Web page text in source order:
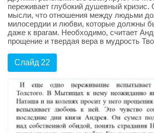
переживает глубокий душевный кризис.
мысли, что отношения между людьми
милосердии и любви, которые должны
даже к врагам. Необходимо, считает
прощение и твердая вера в мудрость
Слайд 22